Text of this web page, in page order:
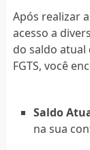
Após realizar
acesso a
do saldo atual
FGTS, você
Saldo
na sua